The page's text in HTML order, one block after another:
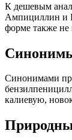
К дешевым
Ампициллин и
форме также не
Синонимами
калиевую,